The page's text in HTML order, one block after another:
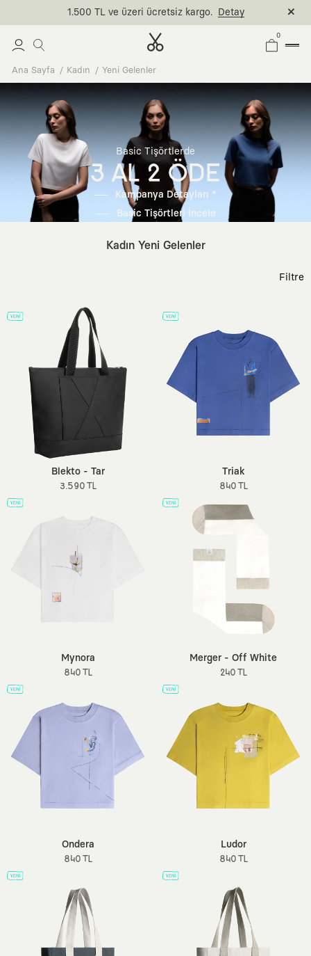
1.500 TL ve üzeri ücretsiz kargo. Detay
0
Ana Sayfa Kadın Yeni Gelenler
Basic Tişörtlerde
3 AL 2 ÖDE
Kampanya Detayları *
Basic Tişörtleri İncele
Kadın Yeni Gelenler
Filtre
Blekto - Tar
3.590 TL
Triak
840 TL
Mynora
840 TL
Merger - Off White
240 TL
Ondera
840 TL
Ludor
840 TL